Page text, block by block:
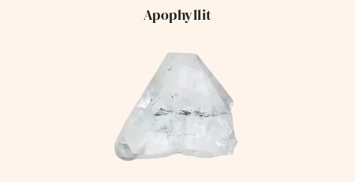
Apophyllit